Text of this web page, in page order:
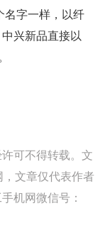
名字一样，以纤
兴新品直接以
可不得转载。文
文章仅代表作者
机网微信号：